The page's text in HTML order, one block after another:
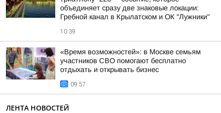
объединяет сразу две знаковые локации:
Гребной канал в Крылатском и ОК "Лужники"
10:39
«Время возможностей»: в Москве семьям
участников СВО помогают бесплатно
отдыхать и открывать бизнес
09:57
ЛЕНТА НОВОСТЕЙ